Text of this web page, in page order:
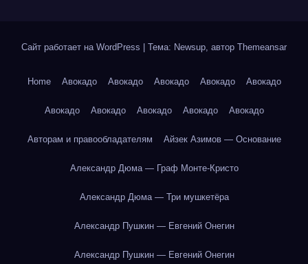
Сайт работает на WordPress Тема: Newsup, автор Themeansar
Home Авокадо Авокадо Авокадо Авокадо Авокадо
Авокадо Авокадо Авокадо Авокадо Авокадо
Авторам и правообладателям Айзек Азимов — Основание
Александр Дюма — Граф Монте-Кристо
Александр Дюма — Три мушкетёра
Александр Пушкин — Евгений Онегин
Александр Пушкин — Евгений Онегин